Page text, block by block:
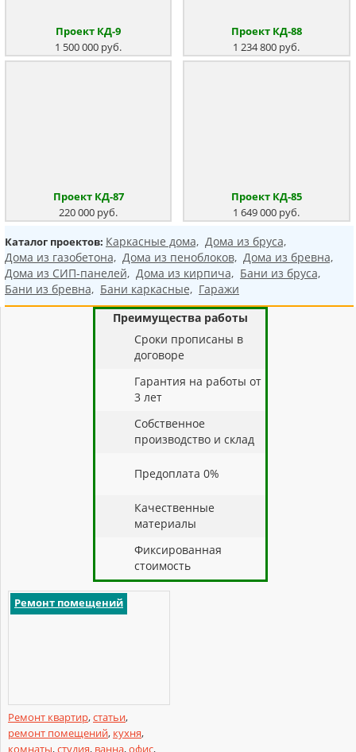
Проект КД-9
1 500 000 руб.
Проект КД-88
1 234 800 руб.
Проект КД-87
220 000 руб.
Проект КД-85
1 649 000 руб.
Каталог проектов: Каркасные дома, Дома из бруса,
Дома из газобетона, Дома из пеноблоков, Дома из бревна,
Дома из СИП-панелей, Дома из кирпича, Бани из бруса,
Бани из бревна, Бани каркасные, Гаражи
Преимущества работы
Cроки прописаны в
договоре
Гарантия на работы от
3 лет
Собственное
производство и склад
Предоплата 0%
Качественные
материалы
Фиксированная
стоимость
Ремонт помещений
Ремонт квартир,статьи,
ремонт помещений, кухня,
комнаты,студия, ванна,офис,